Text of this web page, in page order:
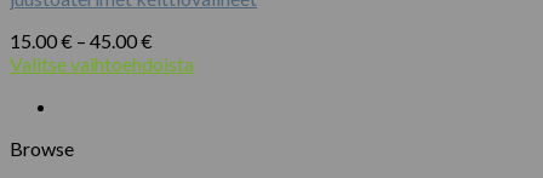
15.00€ – 45.00€
15.00 €
Valitse vaihtoehdoista
tuotteella
useampi
Browse